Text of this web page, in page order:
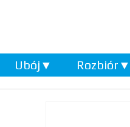
Ubój ▼ Rozbiór ▼